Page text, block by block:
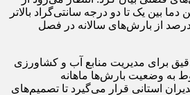
دما بین یک تا دو درجه سانتی‌گراد بالاتر
نرمال باشد و حدود ۴۴ درصد از بارش‌های سالانه در فصل
برای مدیریت منابع آب و کشاورزی
به وضعیت بارش‌ها ماهانه
استانی قرار می‌گیرد تا تصمیم‌های